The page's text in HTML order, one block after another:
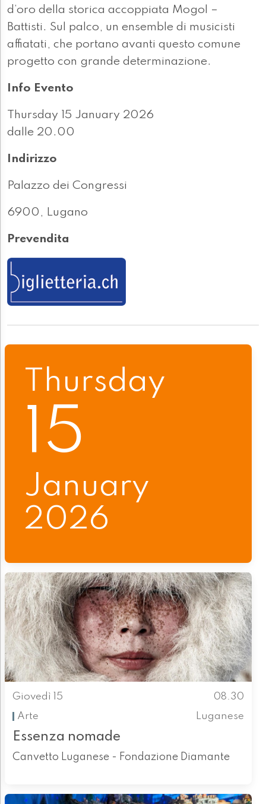
d’oro della storica accoppiata Mogol –
Battisti. Sul palco, un ensemble di musicisti
affiatati, che portano avanti questo comune
progetto con grande determinazione.
Info Evento
Thursday 15 January 2026
dalle 20.00
Indirizzo
Palazzo dei Congressi
6900, Lugano
Prevendita
Thursday
15
January
2026
Giovedì 15
08.30
Arte
Luganese
Essenza nomade
Canvetto Luganese - Fondazione Diamante